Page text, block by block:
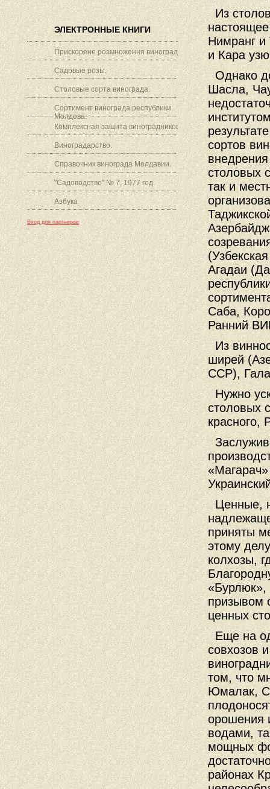
ЭЛЕКТРОННЫЕ КНИГИ
Прискорене розмноження винограду.
Садовые розы.
Столовые сорта винограда.
Сортимент винограда республики
Молдова.
Комплексная защита виноградников.
Виноградарство.
Справочник винограда Молдавии.
"Садоводство" № 7, 1977 год.
Азбука
Вход для партнеров
Из
Нимранг
и Кара
Однако
Шасла,
сортов
столовых
так и
Агадаи
Саба,
Ранний
Из
ширей
ССР),
Нужно
столовых
красного,
Ценные,
приняты
этому
колхозы,
призывом
ценных
Еще на
совхозов
том, что
Юмалак,
орошения
водами,
мощных
районах